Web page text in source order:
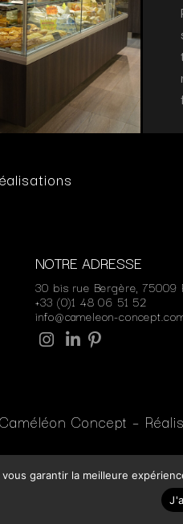
NOTRE ADRESSE
30 bis rue Bergère, 75009
+33 (0)1 48 06 51 52
info@cameleon-
Concept –
garantir la meilleure